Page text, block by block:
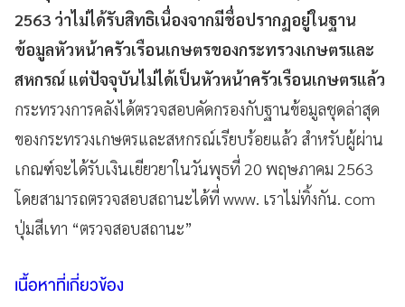
2563 ว่าไม่ได้รับสิทธิเนื่องจากมีชื่อปรากฏอยู่ในฐาน
ข้อมูลหัวหน้าครัวเรือนเกษตรของกระทรวงเกษตรและ
สหกรณ์ แต่ปัจจุบันไม่ได้เป็นหัวหน้าครัวเรือนเกษตรแล้ว
กระทรวงการคลังได้ตรวจสอบคัดกรองกับฐานข้อมูลชุดล่าสุด
ของกระทรวงเกษตรและสหกรณ์เรียบร้อยแล้ว สำหรับผู้ผ่าน
เกณฑ์จะได้รับเงินเยียวยาในวันพุธที่ 20 พฤษภาคม 2563
โดยสามารถตรวจสอบสถานะได้ที่ www. เราไม่ทิ้งกัน. com
ปุ่มสีเทา “ตรวจสอบสถานะ”
เนื้อหาที่เกี่ยวข้อง